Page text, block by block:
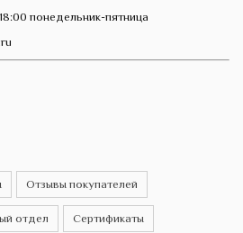
понедельник-пятница
Отзывы покупателей
отдел Сертификаты